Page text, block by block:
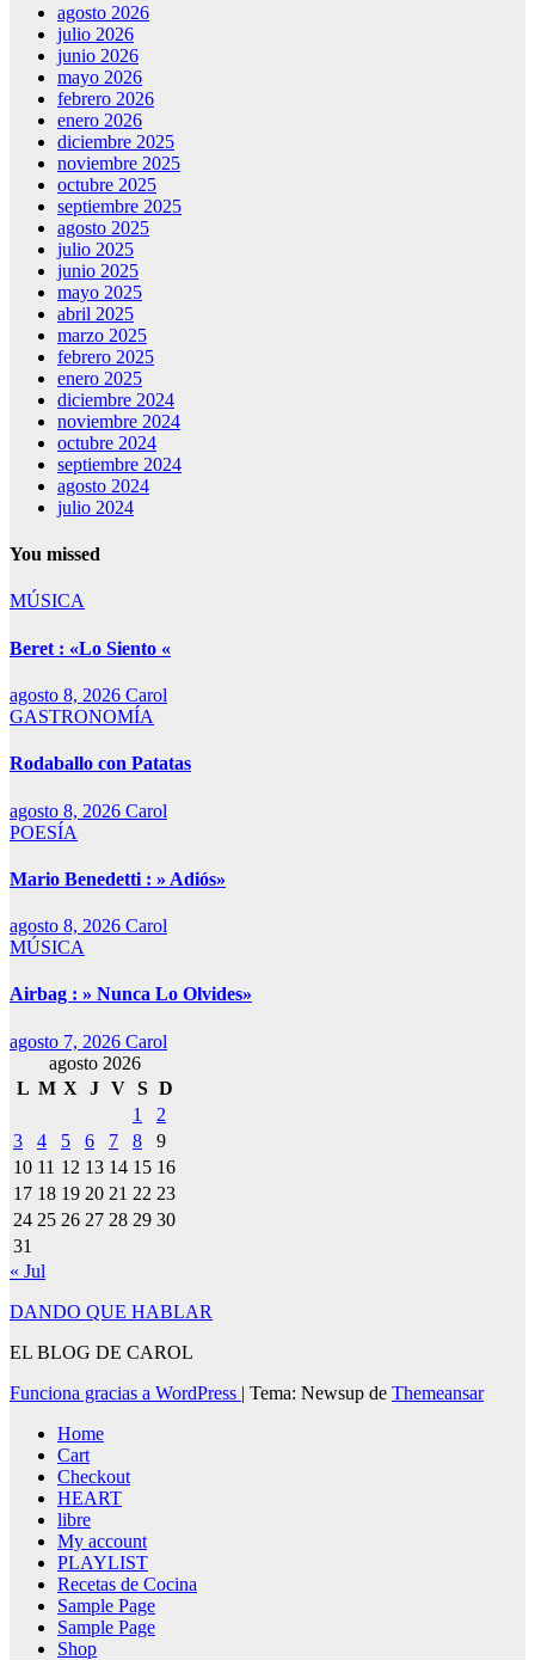
agosto 2026
julio 2026
junio 2026
mayo 2026
febrero 2026
enero 2026
diciembre 2025
noviembre 2025
octubre 2025
septiembre 2025
agosto 2025
julio 2025
junio 2025
mayo 2025
abril 2025
marzo 2025
febrero 2025
enero 2025
diciembre 2024
noviembre 2024
octubre 2024
septiembre 2024
agosto 2024
julio 2024
You missed
MÚSICA
Beret : «Lo Siento «
agosto 8, 2026 Carol
GASTRONOMÍA
Rodaballo con Patatas
agosto 8, 2026 Carol
POESÍA
Mario Benedetti : » Adiós»
agosto 8, 2026 Carol
MÚSICA
Airbag : » Nunca Lo Olvides»
agosto 7, 2026 Carol
agosto 2026
L M X J V S D
1
2
3
4 5 6 7 8
9
10 11 12 13 14 15 16
17 18 19 20 21 22 23
24 25 26 27 28 29 30
31
« Jul
DANDO QUE HABLAR
EL BLOG DE CAROL
Funciona gracias a WordPress | Tema: Newsup de Themeansar
Home
Cart
Checkout
HEART
libre
My account
PLAYLIST
Recetas de Cocina
Sample Page
Sample Page
Shop